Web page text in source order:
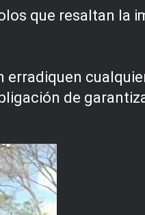
que resaltan la
erradiquen
de